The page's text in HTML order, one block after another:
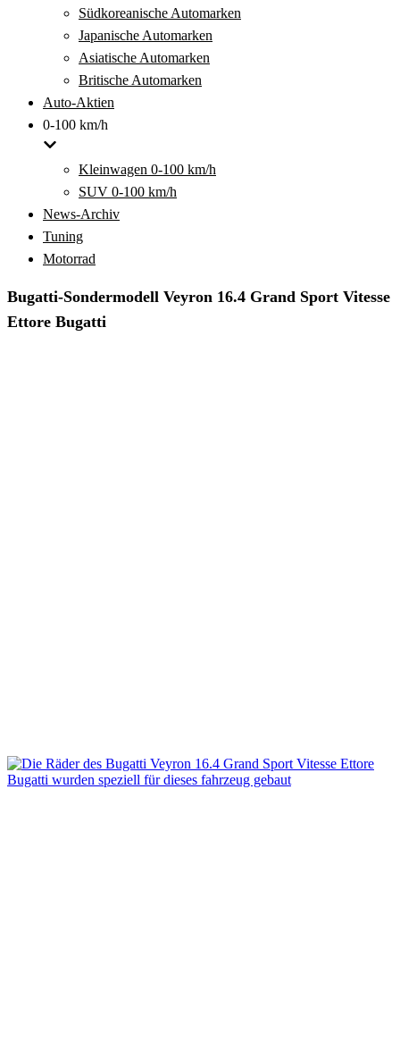
Südkoreanische Automarken
Japanische Automarken
Asiatische Automarken
Britische Automarken
Auto-Aktien
0-100 km/h
Kleinwagen 0-100 km/h
SUV 0-100 km/h
News-Archiv
Tuning
Motorrad
Bugatti-Sondermodell Veyron 16.4 Grand Sport Vitesse
Ettore Bugatti